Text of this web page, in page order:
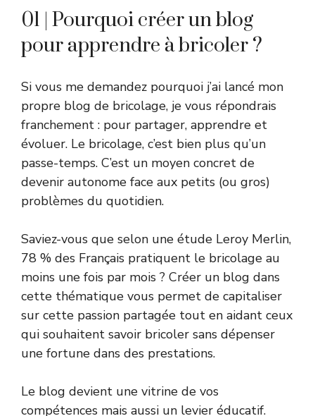
01 | Pourquoi créer un blog
pour apprendre à bricoler ?
Si vous me demandez pourquoi j’ai lancé mon
propre blog de bricolage, je vous répondrais
franchement : pour partager, apprendre et
évoluer. Le bricolage, c’est bien plus qu’un
passe-temps. C’est un moyen concret de
devenir autonome face aux petits (ou gros)
problèmes du quotidien.
Saviez-vous que selon une étude Leroy Merlin,
78 % des Français pratiquent le bricolage au
moins une fois par mois ? Créer un blog dans
cette thématique vous permet de capitaliser
sur cette passion partagée tout en aidant ceux
qui souhaitent savoir bricoler sans dépenser
une fortune dans des prestations.
Le blog devient une vitrine de vos
compétences mais aussi un levier éducatif.